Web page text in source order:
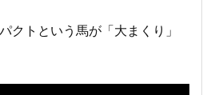
クトという馬が「大まくり」